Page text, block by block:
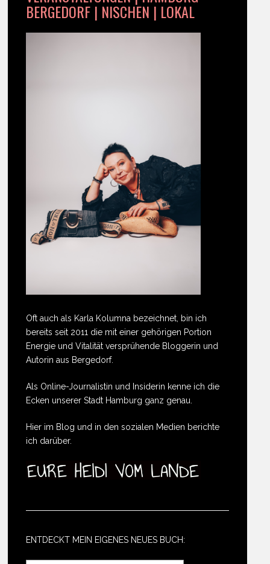
BERGEDORF | NISCHEN | LOKAL
Oft auch als Karla Kolumna bezeichnet, bin ich
bereits seit 2011 die mit einer gehörigen Portion
Energie und Vitalität versprühende Bloggerin und
Autorin aus Bergedorf.
Als Online-Journalistin und Insiderin kenne ich die
Ecken unserer Stadt Hamburg ganz genau.
Hier im Blog und in den sozialen Medien berichte
ich darüber.
ENTDECKT MEIN EIGENES NEUES BUCH: